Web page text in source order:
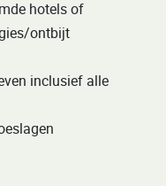
hotels of
ontbijt
inclusief alle